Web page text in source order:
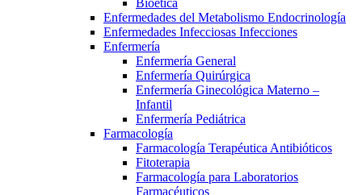
Bioética
Enfermedades del Metabolismo Endocrinología
Enfermedades Infecciosas Infecciones
Enfermería
Enfermería General
Enfermería Quirúrgica
Enfermería Ginecológica Materno –
Infantil
Enfermería Pediátrica
Farmacología
Farmacología Terapéutica Antibióticos
Fitoterapia
Farmacología para Laboratorios
Farmacéuticos